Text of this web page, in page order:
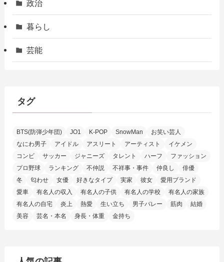
政治
暮らし
芸能
タグ
BTS(防弾少年団) JO1 K-POP SnowMan
お笑い芸人
なにわ男子
アイドル アスリート アーティスト
イケメン
コンビ
サッカー ジャニーズ タレント ハーフ
ファッション
プロ野球
ランキング 不仲説 不祥事・事件 仲良し
俳優
冬
匂わせ 女優 好きなタイプ 実家 彼女
愛用ブランド
愛車
有名人の収入 有名人の子供 有名人の学校
有名人の家族
有名人の自宅
炎上 熱愛 生い立ち 男子バレー 筋肉
結婚
美容
芸名・本名 身長・体重 金持ち